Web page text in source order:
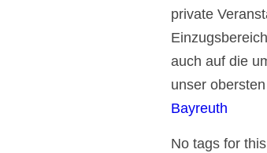
private
auch auf die
unser
Bayreuth
No tags for